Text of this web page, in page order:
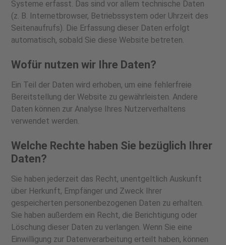
Systeme erfasst. Das sind vor allem technische Daten
(z. B. Internetbrowser, Betriebssystem oder Uhrzeit des
Seitenaufrufs). Die Erfassung dieser Daten erfolgt
automatisch, sobald Sie diese Website betreten.
Wofür nutzen wir Ihre Daten?
Ein Teil der Daten wird erhoben, um eine fehlerfreie
Bereitstellung der Website zu gewährleisten. Andere
Daten können zur Analyse Ihres Nutzerverhaltens
verwendet werden.
Welche Rechte haben Sie bezüglich Ihrer
Daten?
Sie haben jederzeit das Recht, unentgeltlich Auskunft
über Herkunft, Empfänger und Zweck Ihrer
gespeicherten personenbezogenen Daten zu erhalten.
Sie haben außerdem ein Recht, die Berichtigung oder
Löschung dieser Daten zu verlangen. Wenn Sie eine
Einwilligung zur Datenverarbeitung erteilt haben, können